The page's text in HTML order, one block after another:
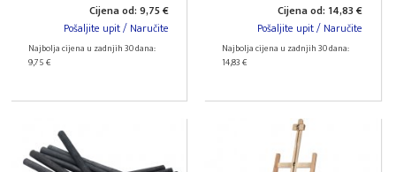
Cijena od: 9,75 €
Pošaljite upit / Naručite
Najbolja cijena u zadnjih 30 dana:
9,75 €
Cijena od: 14,83 €
Pošaljite upit / Naručite
Najbolja cijena u zadnjih 30 dana:
14,83 €